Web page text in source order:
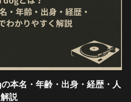
本名・年齢・出身・経歴・人
説